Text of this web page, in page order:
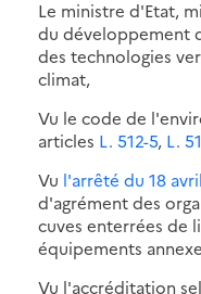
Le ministre d'Etat,
du développement
des technologies
climat,
Vu le code de
articles L. 512-5, L.
Vu l'arrêté du 18
d'agrément des
cuves enterrées de
équipements
Vu l'accréditation